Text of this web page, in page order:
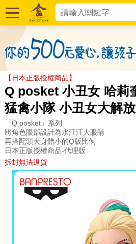
【日本正版授權商品】
Q posket 小丑女 哈莉
猛禽小隊 小丑女大解
「Q posket」系列
將角色眼部設計為水汪汪大眼睛
再搭配頭大身體小的Q版比例
日本正版授權商品-代理版
拆封無法退貨